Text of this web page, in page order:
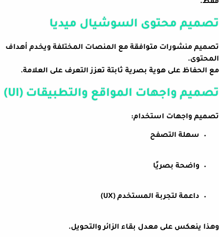
فقط.
تصميم محتوى السوشيال ميديا
تصميم منشورات متوافقة مع المنصات المختلفة ويخدم أهداف
المحتوى.
مع الحفاظ على هوية بصرية ثابتة تعزز التعرف على العلامة.
تصميم واجهات المواقع والتطبيقات (UI)
تصميم واجهات استخدام:
سهلة التصفح
واضحة بصريًا
داعمة لتجربة المستخدم (UX)
وهذا ينعكس على معدل بقاء الزائر والتحويل.